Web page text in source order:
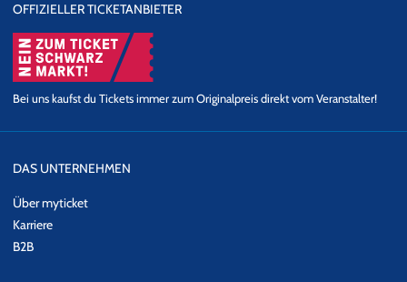
OFFIZIELLER TICKETANBIETER
Bei uns kaufst du Tickets immer zum Originalpreis direkt vom Veranstalter!
DAS UNTERNEHMEN
Über myticket
Karriere
B2B